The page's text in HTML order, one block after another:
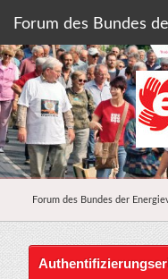
Forum des Bundes
Forum des Bundes der